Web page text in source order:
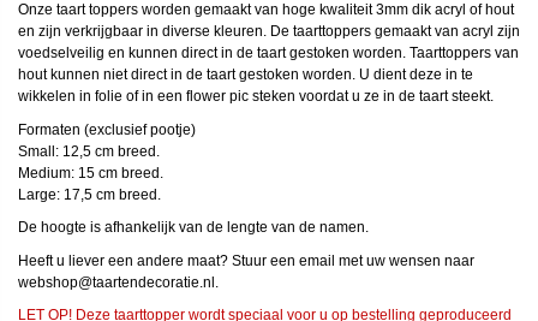
Onze taart toppers worden gemaakt van hoge kwaliteit 3mm dik acryl of hout
en zijn verkrijgbaar in diverse kleuren. De taarttoppers gemaakt van acryl zijn
voedselveilig en kunnen direct in de taart gestoken worden. Taarttoppers van
hout kunnen niet direct in de taart gestoken worden. U dient deze in te
wikkelen in folie of in een flower pic steken voordat u ze in de taart steekt.
Formaten (exclusief pootje)
Small: 12,5 cm breed.
Medium: 15 cm breed.
Large: 17,5 cm breed.
De hoogte is afhankelijk van de lengte van de namen.
Heeft u liever een andere maat? Stuur een email met uw wensen naar
webshop@taartendecoratie.nl.
LET OP! Deze taarttopper wordt speciaal voor u op bestelling geproduceerd